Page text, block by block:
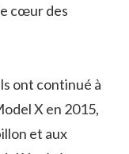
cœur des
ont continué à
X en 2015,
et aux